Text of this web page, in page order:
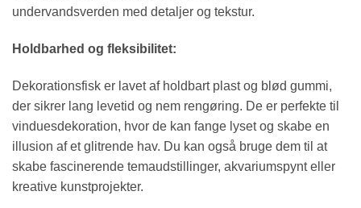
undervandsverden med detaljer og tekstur.
Holdbarhed og fleksibilitet:
Dekorationsfisk er lavet af holdbart plast og blød gummi,
der sikrer lang levetid og nem rengøring. De er perfekte til
vinduesdekoration, hvor de kan fange lyset og skabe en
illusion af et glitrende hav. Du kan også bruge dem til at
skabe fascinerende temaudstillinger, akvariumspynt eller
kreative kunstprojekter.